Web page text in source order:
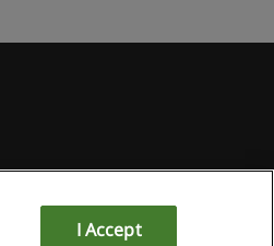
I Accept